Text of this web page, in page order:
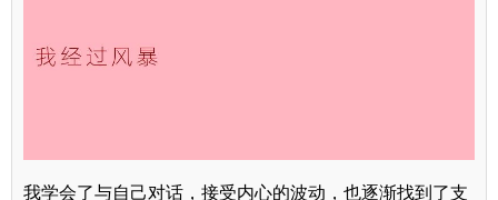
我学会了与自己对话，接受内心的波动，也逐渐找到了支